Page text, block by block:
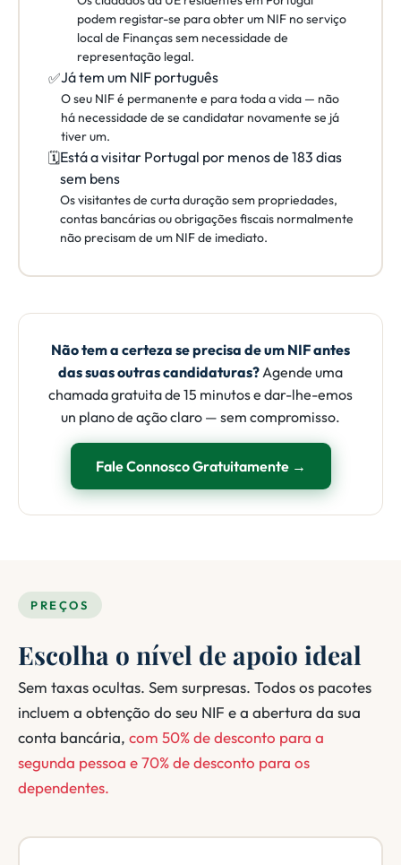
podem registar-se para obter um NIF no serviço
local de Finanças sem necessidade de
representação legal.
✅Já tem um NIF português
O seu NIF é permanente e para toda a vida — não
há necessidade de se candidatar novamente se já
tiver um.
🗓️Está a visitar Portugal por menos de 183 dias
sem bens
Os visitantes de curta duração sem propriedades,
contas bancárias ou obrigações fiscais normalmente
não precisam de um NIF de imediato.
Não tem a certeza se precisa de um NIF antes
das suas outras candidaturas?Agende uma
chamada gratuita de 15 minutos e dar-lhe-emos
un plano de ação claro — sem compromisso.
Fale Connosco Gratuitamente →
PREÇOS
Escolha o nível de apoio ideal
Sem taxas ocultas. Sem surpresas. Todos os pacotes
incluem a obtenção do seu NIF e a abertura da sua
conta bancária, com 50% de desconto para a
segunda pessoa e 70% de desconto para os
dependentes.